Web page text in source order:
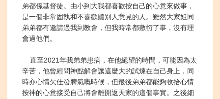
弟都係基督徒。由小到大我都喜歡按自己的心意來做事，
是一個非常固執和不喜歡聽別人意見的人。雖然大家姐同
弟弟都有邀請過我到教會，但我時常都敷衍了事，沒有理
會過他們。
直至2021年我弟弟患病，在他絕望的時間，可能因為太
辛苦，他曾經問神點解會讓這麼大的試煉在自己身上，同
時亦心情欠佳發脾氣嘅時候，但最後弟弟都能夠收拾心情
按神的心意接受自己將會離開返天家的這個事實。之後細